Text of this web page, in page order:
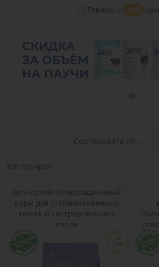
Товары с PRO
Сортировать по...
306 товаров
Jarvi сухой полнорационный
корм для стерилизованных
кошек и кастрированных
котов